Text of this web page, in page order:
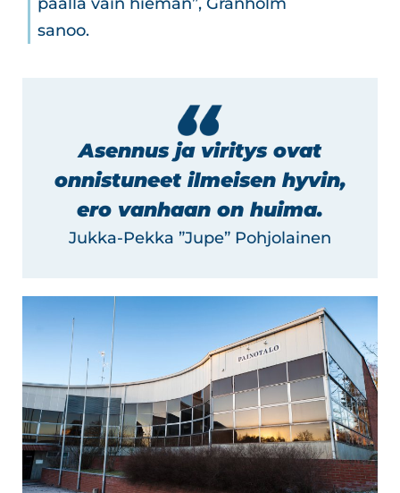
sanoo.
Asennus ja viritys ovat
onnistuneet ilmeisen hyvin,
ero vanhaan on huima.
Jukka-Pekka ”Jupe” Pohjolainen